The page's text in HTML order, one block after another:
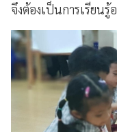
จึงต้องเป็นการเรียนรู้